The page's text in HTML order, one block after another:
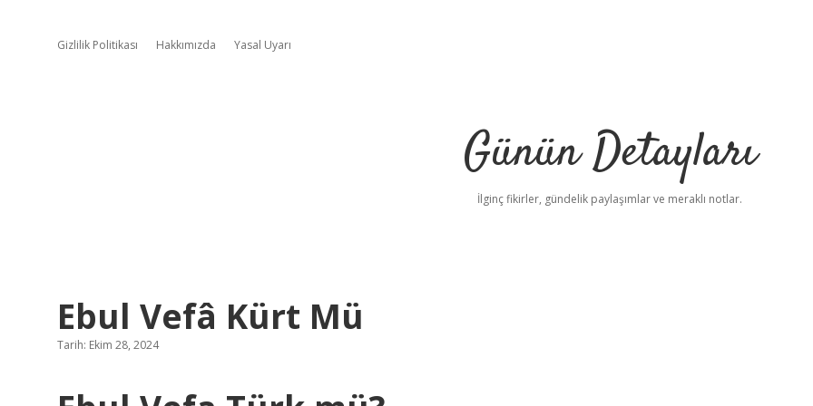
Gizlilik Politikası Hakkımızda Yasal Uyarı
Günün Detayları
İlginç fikirler, gündelik paylaşımlar ve meraklı notlar.
Ebul Vefâ Kürt Mü
Tarih: Ekim 28, 2024